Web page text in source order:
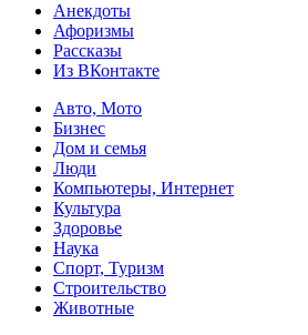
Анекдоты
Афоризмы
Рассказы
Из ВКонтакте
Авто, Мото
Бизнес
Дом и семья
Люди
Компьютеры, Интернет
Культура
Здоровье
Наука
Спорт, Туризм
Строительство
Животные